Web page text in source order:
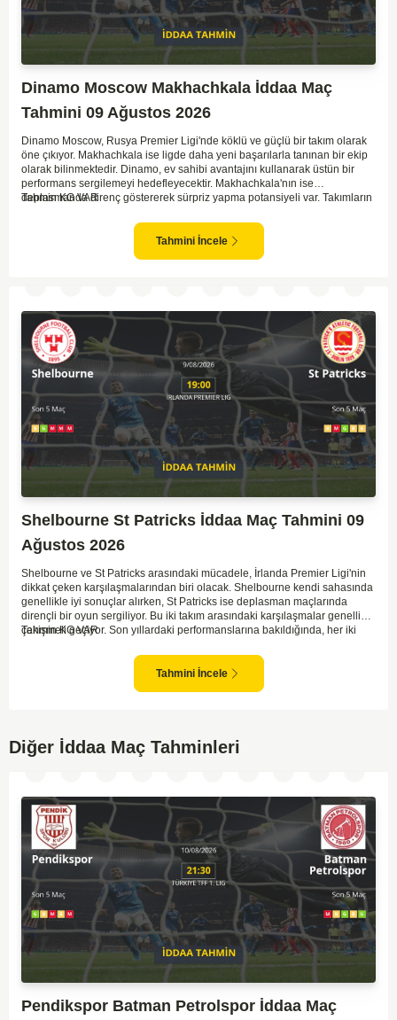
Dinamo Moscow Makhachkala İddaa Maç
Tahmini 09 Ağustos 2026
Dinamo Moscow, Rusya Premier Ligi'nde köklü ve güçlü bir takım olarak
öne çıkıyor. Makhachkala ise ligde daha yeni başarılarla tanınan bir ekip
olarak bilinmektedir. Dinamo, ev sahibi avantajını kullanarak üstün bir
performans sergilemeyi hedefleyecektir. Makhachkala'nın ise
deplasmanda direnç göstererek sürpriz yapma potansiyeli var. Takımların
karşılıklı goller izleyebileceğimiz bir mücadele olası görünüyor. Taktiksel
açıdan dengeli bir maç olması beklenirken, seyir zevki yüksek bir
karşılaşma bizleri bekliyor.
Tahmin KG VAR
Tahmini İncele
Shelbourne St Patricks İddaa Maç Tahmini 09
Ağustos 2026
Shelbourne ve St Patricks arasındaki mücadele, İrlanda Premier Ligi'nin
dikkat çeken karşılaşmalarından biri olacak. Shelbourne kendi sahasında
genellikle iyi sonuçlar alırken, St Patricks ise deplasman maçlarında
dirençli bir oyun sergiliyor. Bu iki takım arasındaki karşılaşmalar genellikle
çekişmeli geçiyor. Son yıllardaki performanslarına bakıldığında, her iki
bozulmayabilir ancak her iki takım da gol atmak için fırsatlar arayacaktır.
İki tarafın da savunmada dikkatli olması maçın sonucunu belirleyecek.
Tahmin KG VAR
Tahmini İncele
Diğer İddaa Maç Tahminleri
Pendikspor Batman Petrolspor İddaa Maç